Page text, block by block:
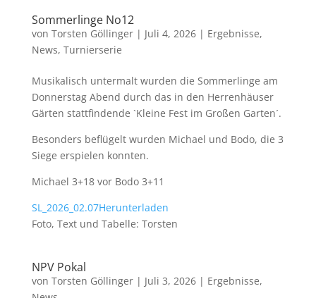
Sommerlinge No12
von Torsten Göllinger| Juli 4, 2026| Ergebnisse,
News, Turnierserie
Musikalisch untermalt wurden die Sommerlinge am
Donnerstag Abend durch das in den Herrenhäuser
Gärten stattfindende `Kleine Fest im Großen Garten´.
Besonders beflügelt wurden Michael und Bodo, die 3
Siege erspielen konnten.
Michael 3+18 vor Bodo 3+11
SL_2026_02.07Herunterladen
Foto, Text und Tabelle: Torsten
NPV Pokal
von Torsten Göllinger| Juli 3, 2026| Ergebnisse,